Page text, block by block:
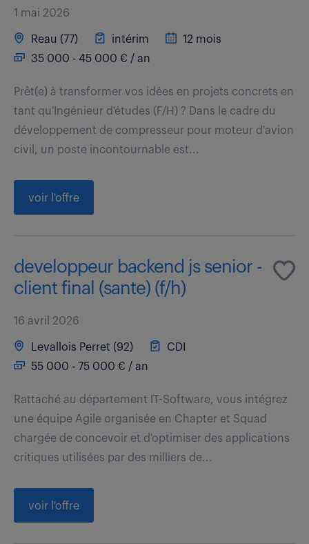
1 mai 2026
Reau (77) intérim
12 mois
35 000 - 45 000 € / an
Prêt(e) à transformer vos idées en projets concrets en
tant qu'Ingénieur d'études (F/H) ? Dans le cadre du
développement de compresseur pour moteur d'avion
civil, un poste incontournable est...
voir l'offre
developpeur backend js senior -
client final (sante) (f/h)
16 avril 2026
Levallois Perret (92)
CDI
55 000 - 75 000 € / an
Rattaché au département IT-Software, vous intégrez
une équipe Agile organisée en Chapter et Squad
chargée de concevoir et d'optimiser des applications
critiques utilisées par des milliers de...
voir l'offre